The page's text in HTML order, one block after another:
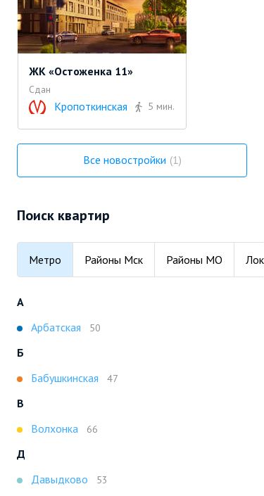
ЖК «Остоженка 11»
Сдан
Кропоткинская 5 мин.
Все новостройки 1
Поиск квартир
Метро Районы Мск Районы МО
А
Арбатская
50
Б
Бабушкинская
47
В
Волхонка
66
Д
Давыдково
53